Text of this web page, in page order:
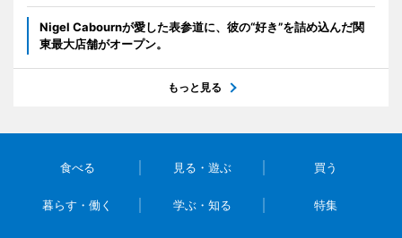
Nigel Cabournが愛した表参道に、彼の“好き”を詰め込んだ関
東最大店舗がオープン。
もっと見る
食べる 見る・遊ぶ 買う
暮らす・働く 学ぶ・知る 特集